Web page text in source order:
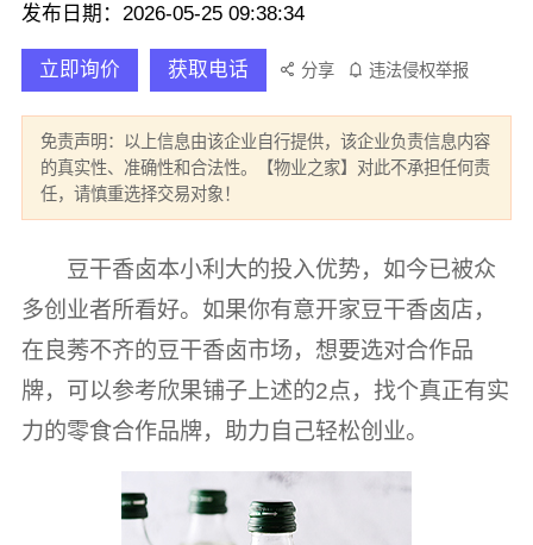
发布日期：2026-05-25 09:38:34
立即询价 获取电话 分享 违法侵权举报
免责声明：以上信息由该企业自行提供，该企业负责信息内容
的真实性、准确性和合法性。【物业之家】对此不承担任何责
任，请慎重选择交易对象！
豆干香卤本小利大的投入优势，如今已被众
多创业者所看好。如果你有意开家豆干香卤店，
在良莠不齐的豆干香卤市场，想要选对合作品
牌，可以参考欣果铺子上述的2点，找个真正有实
力的零食合作品牌，助力自己轻松创业。